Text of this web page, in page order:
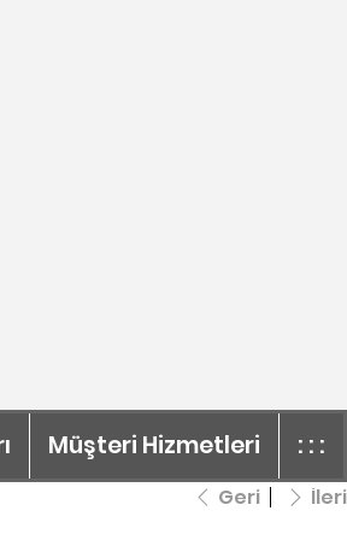
Müşteri Hizmetleri : : :
Geri İleri